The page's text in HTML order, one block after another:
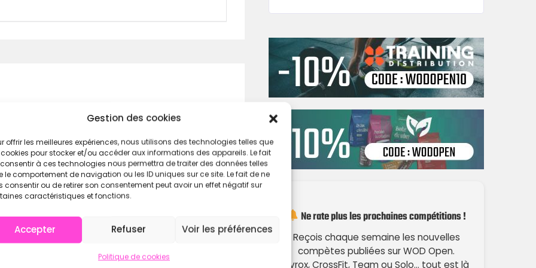
Gestion des cookies
offrir les meilleures expériences, nous utilisons des technologies telles que
pour stocker et/ou accéder aux informations des appareils. Le fait
à ces technologies nous permettra de traiter des données telles
le comportement de navigation ou les ID uniques sur ce site. Le fait de ne
consentir ou de retirer son consentement peut avoir un effet négatif sur
caractéristiques et fonctions.
Accepter Refuser Voir les préférences
Politique de cookies
il sera possible de modifier les WODs :
40 /
25 kgs
Ne rate plus les prochaines compétitions !
Reçois chaque semaine les nouvelles
compètes publiées sur WOD Open.
Hyrox, CrossFit, Team ou Solo… tout est là